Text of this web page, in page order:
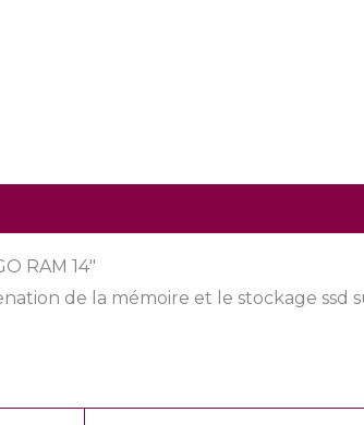
RAM 14″
de la mémoire et le stockage ssd